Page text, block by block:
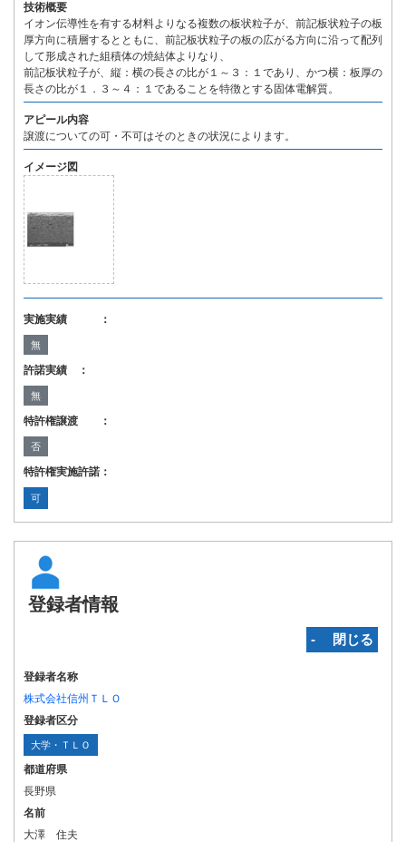
技術概要
イオン伝導性を有する材料よりなる複数の板状粒子が、前記板状粒子の板
厚方向に積層するとともに、前記板状粒子の板の広がる方向に沿って配列
して形成された組積体の焼結体よりなり、
前記板状粒子が、縦：横の長さの比が１～３：１であり、かつ横：板厚の
長さの比が１．３～４：１であることを特徴とする固体電解質。
アピール内容
譲渡についての可・不可はそのときの状況によります。
イメージ図
実施実績 ：
無
許諾実績 ：
無
特許権譲渡 ：
否
特許権実施許諾：
可
登録者情報
‐ 閉じる
登録者名称
株式会社信州ＴＬＯ
登録者区分
大学・ＴＬＯ
都道府県
長野県
名前
大澤 住夫